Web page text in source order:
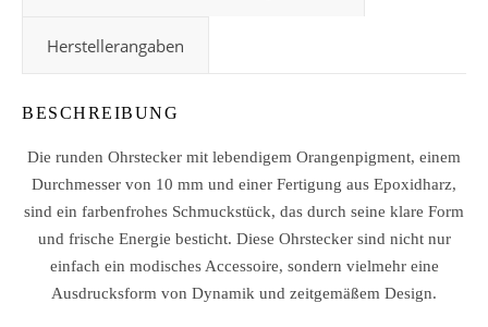
Herstellerangaben
BESCHREIBUNG
Die runden Ohrstecker mit lebendigem Orangenpigment, einem
Durchmesser von 10 mm und einer Fertigung aus Epoxidharz,
sind ein farbenfrohes Schmuckstück, das durch seine klare Form
und frische Energie besticht. Diese Ohrstecker sind nicht nur
einfach ein modisches Accessoire, sondern vielmehr eine
Ausdrucksform von Dynamik und zeitgemäßem Design.